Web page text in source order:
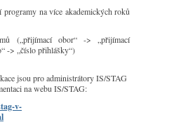
na více akademických roků
(„přijímací obor“ -> „přijímací
-> „číslo přihlášky“)
jsou pro administrátory IS/STAG
na webu IS/STAG:
v-